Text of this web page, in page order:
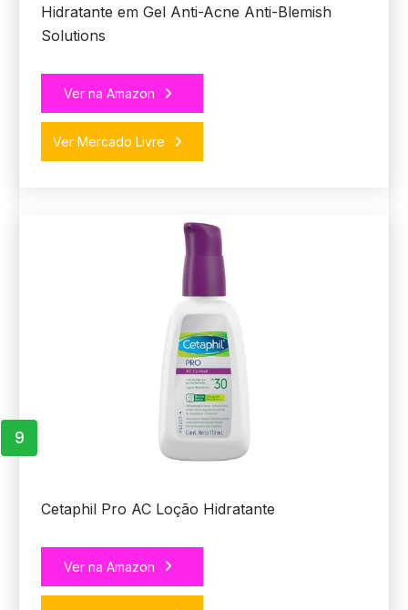
Hidratante em Gel Anti-Acne Anti-Blemish
Solutions
Ver na Amazon
Ver Mercado Livre
9
Cetaphil Pro AC Loção Hidratante
Ver na Amazon